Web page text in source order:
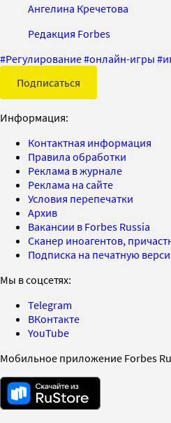
Ангелина Кречетова
Редакция Forbes
#Регулирование#онлайн-игры #
Подписаться
Информация:
Контактная информация
Правила обработки
Реклама в журнале
Реклама на сайте
Условия перепечатки
Архив
Вакансии в Forbes Russia
Сканер иноагентов,
Подписка на печатную
Мы в соцсетях:
Telegram
ВКонтакте
YouTube
Мобильное приложение Forbes